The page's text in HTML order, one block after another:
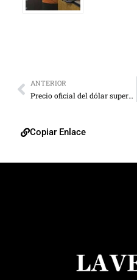
ANTERIOR
Precio oficial del dólar supera los 40 bolívares
Copiar Enlace